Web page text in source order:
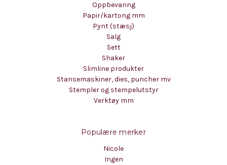
Oppbevaring
Papir/kartong mm
Pynt (stæsj)
Salg
Sett
Shaker
Slimline produkter
Stansemaskiner, dies, puncher mv
Stempler og stempelutstyr
Verktøy mm
Populære merker
Nicole
Ingen